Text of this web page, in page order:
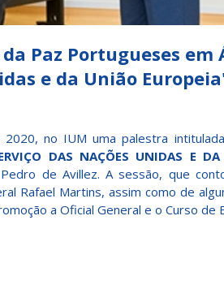
Paz Portugueses em
e da União
2020, no IUM uma palestra
DAS NAÇÕES UNIDAS E
de Avillez. A sessão, que
Rafael Martins, assim como de
a Oficial General e o Curso de